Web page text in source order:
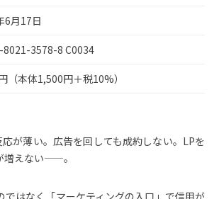
6月17日
3578-8 C0034
（本体1,500円＋税10%）
応が薄い。広告を回しても成約しない。LPを
増えない——。
ではなく「マーケティングの入口」で信用が